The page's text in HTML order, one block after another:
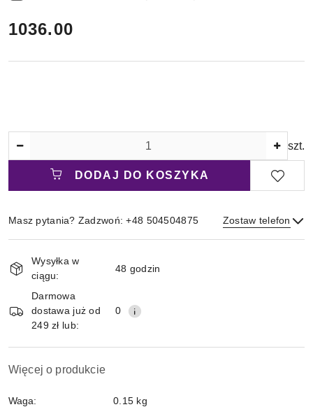
cena:
1036.00
szt.
DODAJ DO KOSZYKA
Masz pytania? Zadzwoń: +48 504504875 Zostaw telefon
i
dostawa
Wysyłka w
ciągu:
48 godzin
Darmowa
dostawa już od
249 zł lub:
0
Więcej o produkcie
Waga: 0.15 kg